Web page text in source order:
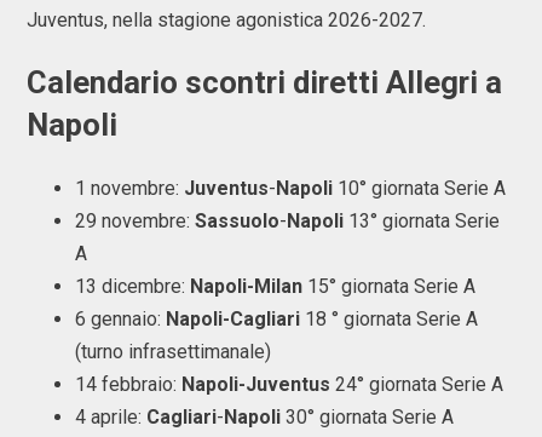
Juventus, nella stagione agonistica 2026-2027.
Calendario scontri diretti Allegri a
Napoli
1 novembre: Juventus- Napoli 10° giornata Serie A
29 novembre: Sassuolo- Napoli 13° giornata Serie
A
13 dicembre: Napoli-Milan 15° giornata Serie A
6 gennaio: Napoli-Cagliari 18 ° giornata Serie A
(turno infrasettimanale)
14 febbraio: Napoli-Juventus 24° giornata Serie A
4 aprile: Cagliari- Napoli 30° giornata Serie A